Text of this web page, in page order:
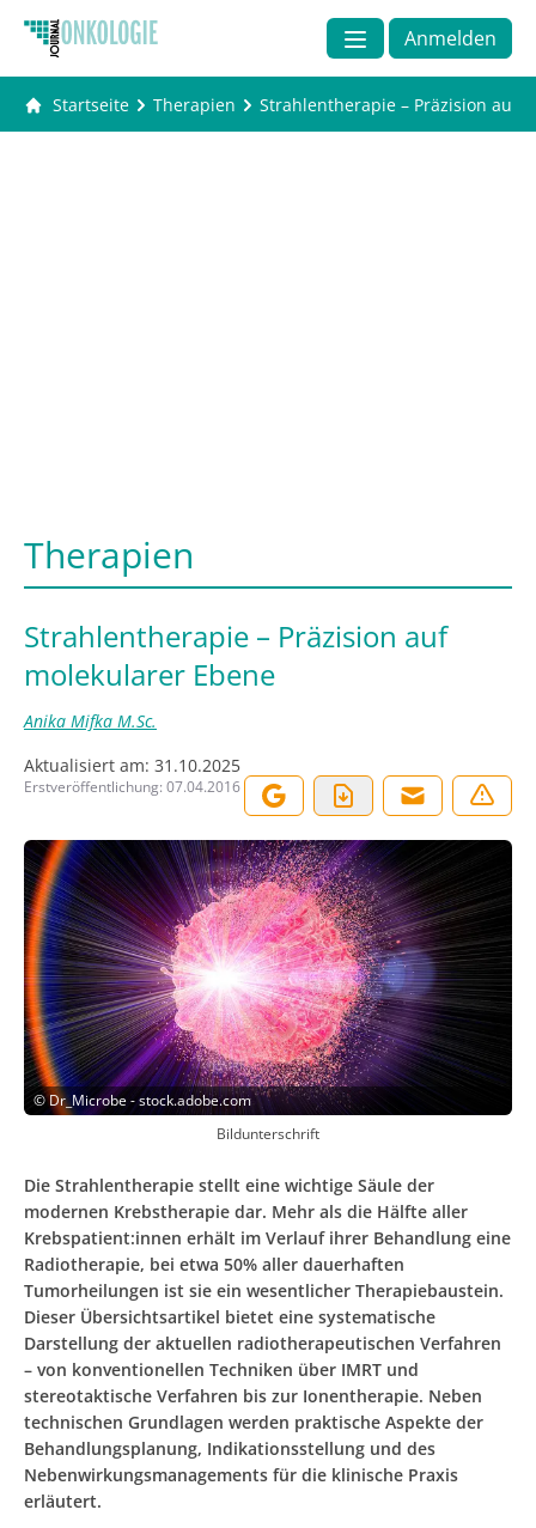
Anmelden
Startseite Therapien Strahlentherapie – Präzision auf
Therapien
Strahlentherapie – Präzision auf
molekularer Ebene
Anika Mifka M.Sc.
Aktualisiert am: 31.10.2025
Erstveröffentlichung: 07.04.2016
©Dr_Microbe - stock.adobe.com
Bildunterschrift
Die Strahlentherapie stellt eine wichtige Säule der
modernen Krebstherapie dar. Mehr als die Hälfte aller
Krebspatient:innen erhält im Verlauf ihrer Behandlung eine
Radiotherapie, bei etwa 50% aller dauerhaften
Tumorheilungen ist sie ein wesentlicher Therapiebaustein.
Dieser Übersichtsartikel bietet eine systematische
Darstellung der aktuellen radiotherapeutischen Verfahren
– von konventionellen Techniken über IMRT und
stereotaktische Verfahren bis zur Ionentherapie. Neben
technischen Grundlagen werden praktische Aspekte der
Behandlungsplanung, Indikationsstellung und des
Nebenwirkungsmanagements für die klinische Praxis
erläutert.